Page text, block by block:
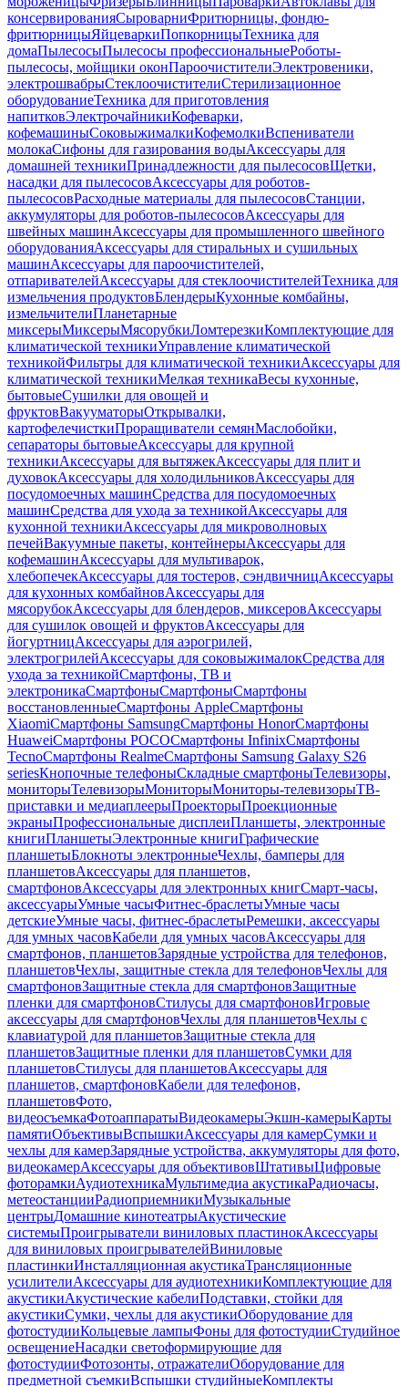
консервированияСыроварниФритюрницы, фондю-
фритюрницыЯйцеваркиПопкорницыТехника для
домаПылесосыПылесосы профессиональныеРоботы-
пылесосы, мойщики оконПароочистителиЭлектровеники,
электрошвабрыСтеклоочистителиСтерилизационное
оборудованиеТехника для приготовления
напитковЭлектрочайникиКофеварки,
кофемашиныСоковыжималкиКофемолкиВспениватели
молокаСифоны для газирования водыАксессуары для
домашней техникиПринадлежности для пылесосовЩетки,
насадки для пылесосовАксессуары для роботов-
пылесосовРасходные материалы для пылесосовСтанции,
аккумуляторы для роботов-пылесосовАксессуары для
швейных машинАксессуары для промышленного швейного
оборудованияАксессуары для стиральных и сушильных
машинАксессуары для пароочистителей,
отпаривателейАксессуары для стеклоочистителейТехника для
измельчения продуктовБлендерыКухонные комбайны,
измельчителиПланетарные
миксерыМиксерыМясорубкиЛомтерезкиКомплектующие для
климатической техникиУправление климатической
техникойФильтры для климатической техникиАксессуары для
климатической техникиМелкая техникаВесы кухонные,
бытовыеСушилки для овощей и
фруктовВакууматорыОткрывалки,
картофелечисткиПроращиватели семянМаслобойки,
сепараторы бытовыеАксессуары для крупной
техникиАксессуары для вытяжекАксессуары для плит и
духовокАксессуары для холодильниковАксессуары для
посудомоечных машинСредства для посудомоечных
машинСредства для ухода за техникойАксессуары для
кухонной техникиАксессуары для микроволновых
печейВакуумные пакеты, контейнерыАксессуары для
кофемашинАксессуары для мультиварок,
хлебопечекАксессуары для тостеров, сэндвичницАксессуары
для кухонных комбайновАксессуары для
мясорубокАксессуары для блендеров, миксеровАксессуары
для сушилок овощей и фруктовАксессуары для
йогуртницАксессуары для аэрогрилей,
электрогрилейАксессуары для соковыжималокСредства для
ухода за техникойСмартфоны, ТВ и
электроникаСмартфоныСмартфоныСмартфоны
восстановленныеСмартфоны AppleСмартфоны
XiaomiСмартфоны SamsungСмартфоны HonorСмартфоны
HuaweiСмартфоны POCOСмартфоны InfinixСмартфоны
TecnoСмартфоны RealmeСмартфоны Samsung Galaxy S26
seriesКнопочные телефоныСкладные смартфоныТелевизоры,
мониторыТелевизорыМониторыМониторы-телевизорыТВ-
приставки и медиаплеерыПроекторыПроекционные
экраныПрофессиональные дисплеиПланшеты, электронные
книгиПланшетыЭлектронные книгиГрафические
планшетыБлокноты электронныеЧехлы, бамперы для
планшетовАксессуары для планшетов,
смартфоновАксессуары для электронных книгСмарт-часы,
аксессуарыУмные часыФитнес-браслетыУмные часы
детскиеУмные часы, фитнес-браслетыРемешки, аксессуары
для умных часовКабели для умных часовАксессуары для
смартфонов, планшетовЗарядные устройства для телефонов,
планшетовЧехлы, защитные стекла для телефоновЧехлы для
смартфоновЗащитные стекла для смартфоновЗащитные
пленки для смартфоновСтилусы для смартфоновИгровые
аксессуары для смартфоновЧехлы для планшетовЧехлы с
клавиатурой для планшетовЗащитные стекла для
планшетовЗащитные пленки для планшетовСумки для
планшетовСтилусы для планшетовАксессуары для
планшетов, смартфоновКабели для телефонов,
планшетовФото,
видеосъемкаФотоаппаратыВидеокамерыЭкшн-камерыКарты
памятиОбъективыВспышкиАксессуары для камерСумки и
чехлы для камерЗарядные устройства, аккумуляторы для фото,
видеокамерАксессуары для объективовШтативыЦифровые
фоторамкиАудиотехникаМультимедиа акустикаРадиочасы,
метеостанцииРадиоприемникиМузыкальные
центрыДомашние кинотеатрыАкустические
системыПроигрыватели виниловых пластинокАксессуары
для виниловых проигрывателейВиниловые
пластинкиИнсталляционная акустикаТрансляционные
усилителиАксессуары для аудиотехникиКомплектующие для
акустикиАкустические кабелиПодставки, стойки для
акустикиСумки, чехлы для акустикиОборудование для
фотостудииКольцевые лампыФоны для фотостудииСтудийное
освещениеНасадки светоформирующие для
фотостудииФотозонты, отражателиОборудование для
предметной съемкиВспышки студийныеКомплекты